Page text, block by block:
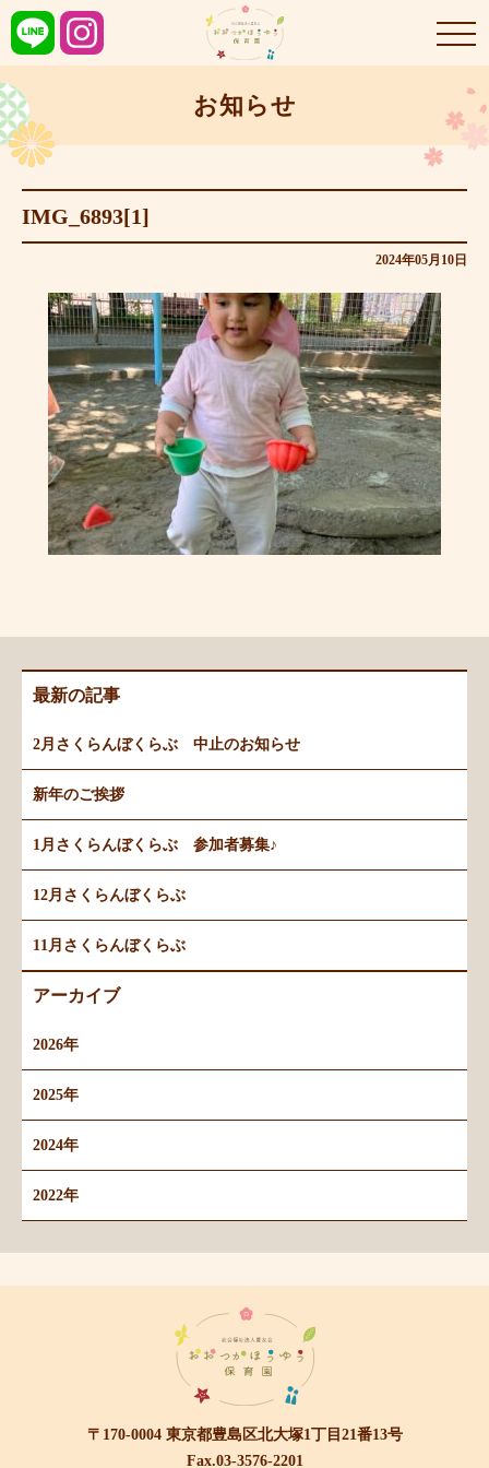
お知らせ
IMG_6893[1]
2024年05月10日
最新の記事
2月さくらんぼくらぶ 中止のお知らせ
新年のご挨拶
1月さくらんぼくらぶ 参加者募集♪
12月さくらんぼくらぶ
11月さくらんぼくらぶ
アーカイブ
2026年
2025年
2024年
2022年
〒170-0004 東京都豊島区北大塚1丁目21番13号
Fax.03-3576-2201